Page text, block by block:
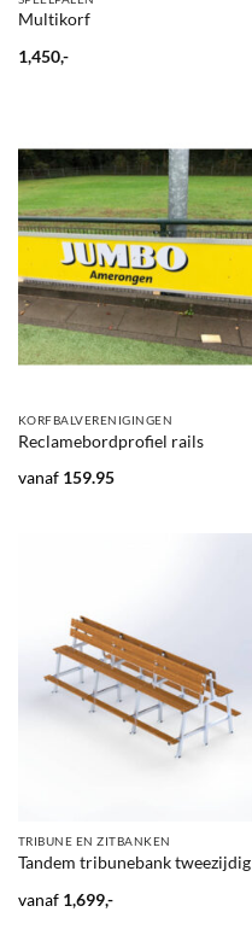
Multikorf
1,450,-
KORFBALVERENIGINGEN
Reclamebordprofiel rails
vanaf 159.95
TRIBUNE EN ZITBANKEN
Tandem tribunebank tweezijdig
vanaf 1,699,-